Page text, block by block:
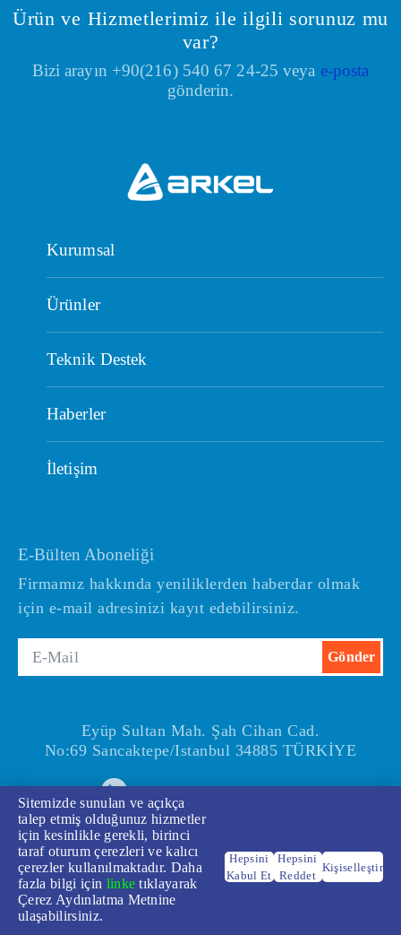
Ürün ve Hizmetlerimiz ile ilgili sorunuz mu
var?
Bizi arayın +90(216) 540 67 24-25 veya e-posta
gönderin.
Kurumsal
Ürünler
Teknik Destek
Haberler
İletişim
E-Bülten Aboneliği
Firmamız hakkında yeniliklerden haberdar olmak
için e-mail adresinizi kayıt edebilirsiniz.
Eyüp Sultan Mah. Şah Cihan Cad.
No:69 Sancaktepe/Istanbul 34885 TÜRKİYE
+90(216) 540 67 24-25
Bilgi Toplumu Hizmetleri
Sitemizde sunulan ve açıkça
talep etmiş olduğunuz hizmetler
için kesinlikle gerekli, birinci
taraf oturum çerezleri ve kalıcı
çerezler kullanılmaktadır. Daha
fazla bilgi için linke tıklayarak
Çerez Aydınlatma Metnine
ulaşabilirsiniz.
Hepsini
Kabul Et
Hepsini
Reddet
Kişiselleştir